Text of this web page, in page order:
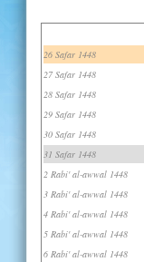
26 Safar 1448
27 Safar 1448
28 Safar 1448
29 Safar 1448
30 Safar 1448
31 Safar 1448
2 Rabi' al-awwal 1448
3 Rabi' al-awwal 1448
4 Rabi' al-awwal 1448
5 Rabi' al-awwal 1448
6 Rabi' al-awwal 1448